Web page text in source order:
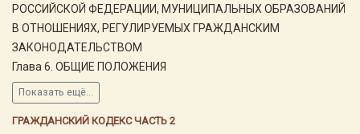
РОССИЙСКОЙ ФЕДЕРАЦИИ, МУНИЦИПАЛЬНЫХ ОБРАЗОВАНИЙ
В ОТНОШЕНИЯХ, РЕГУЛИРУЕМЫХ ГРАЖДАНСКИМ
ЗАКОНОДАТЕЛЬСТВОМ
Глава 6. ОБЩИЕ ПОЛОЖЕНИЯ
Показать ещё...
ГРАЖДАНСКИЙ КОДЕКС ЧАСТЬ 2